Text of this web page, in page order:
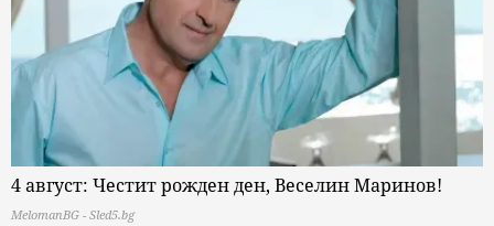
4 август: Честит рожден ден, Веселин Маринов!
MelomanBG - Sled5.bg